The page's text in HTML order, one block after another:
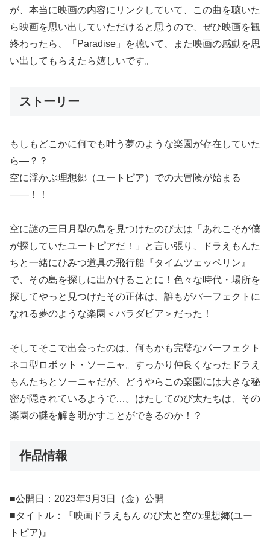
が、本当に映画の内容にリンクしていて、この曲を聴いた
ら映画を思い出していただけると思うので、ぜひ映画を観
終わったら、「Paradise」を聴いて、また映画の感動を思
い出してもらえたら嬉しいです。
ストーリー
もしもどこかに何でも叶う夢のような楽園が存在していた
ら―？？
空に浮かぶ理想郷（ユートピア）での大冒険が始まる
――！！
空に謎の三日月型の島を見つけたのび太は「あれこそが僕
が探していたユートピアだ！」と言い張り、ドラえもんた
ちと一緒にひみつ道具の飛行船『タイムツェッペリン』
で、その島を探しに出かけることに！色々な時代・場所を
探してやっと見つけたその正体は、誰もがパーフェクトに
なれる夢のような楽園＜パラダピア＞だった！
そしてそこで出会ったのは、何もかも完璧なパーフェクト
ネコ型ロボット・ソーニャ。すっかり仲良くなったドラえ
もんたちとソーニャだが、どうやらこの楽園には大きな秘
密が隠されているようで…。はたしてのび太たちは、その
楽園の謎を解き明かすことができるのか！？
作品情報
■公開日：2023年3月3日（金）公開
■タイトル：『映画ドラえもん のび太と空の理想郷(ユー
トピア)』